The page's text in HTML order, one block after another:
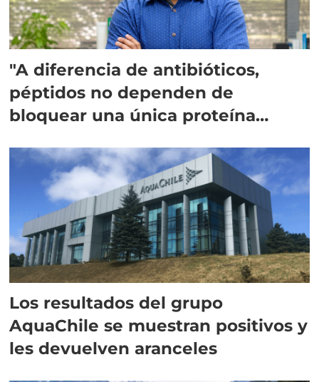
"A diferencia de antibióticos,
péptidos no dependen de
bloquear una única proteína
Los resultados del grupo
AquaChile se muestran positivos y
les devuelven aranceles